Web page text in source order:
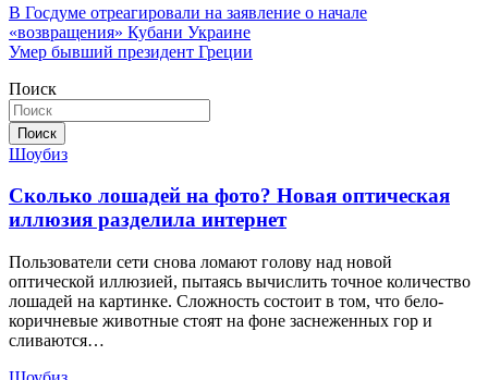
Навигация
по
В Госдуме отреагировали на заявление о начале
«возвращения» Кубани Украине
Умер бывший президент Греции
Поиск
Поиск
Шоубиз
Сколько лошадей на фото? Новая оптическая
иллюзия разделила интернет
Пользователи сети снова ломают голову над новой
оптической иллюзией, пытаясь вычислить точное количество
лошадей на картинке. Сложность состоит в том, что бело-
коричневые животные стоят на фоне заснеженных гор и
сливаются…